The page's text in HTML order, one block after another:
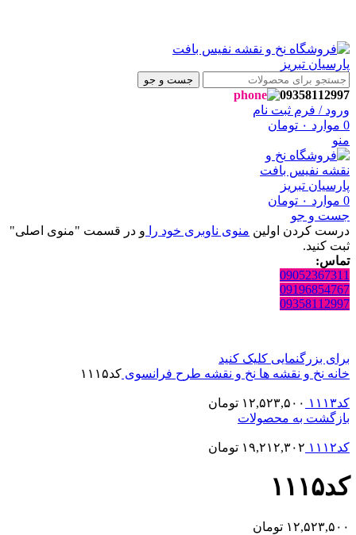
جست و جو
09358112997
ورود / فرم ثبت نام
0 موارد ۰ تومان
منو
0 موارد ۰ تومان
جست و جو
درست کردن اولین منوی ناوبری خود را و در قسمت "منوی اصلی"
ثبت کنید.
تماس:
09052367311
09196854767
09358112997
برای بزرگنمایی کلیک کنید
خانه نخ و نقشه ها نخ و نقشه طرح فرانسوی کد۱۱۱۵
کد۱۱۱۳ ۱۲,۵۲۳,۵۰۰ تومان
بازگشت به محصولات
کد۱۱۱۲ ۱۹,۲۱۲,۳۰۲ تومان
کد۱۱۱۵
۱۲,۵۲۳,۵۰۰ تومان